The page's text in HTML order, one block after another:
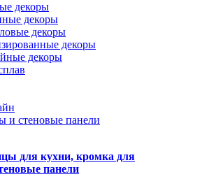
декоры
декоры
декоры
декоры
декоры
для кухни, кромка для
панели